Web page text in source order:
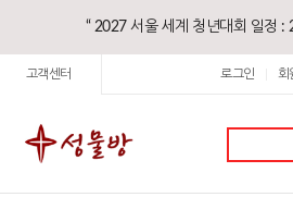
“ 2027 서울 세계 청년대회 일정 :
고객센터 로그인 회